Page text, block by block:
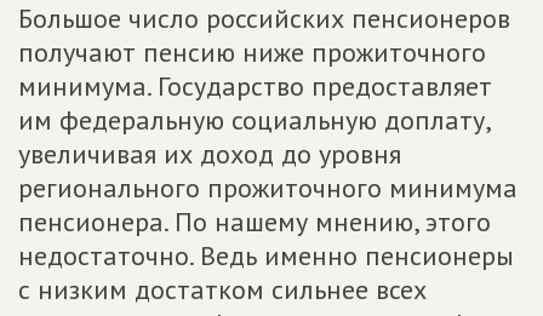
Большое число российских пенсионеров
получают пенсию ниже прожиточного
минимума. Государство предоставляет
им федеральную социальную доплату,
увеличивая их доход до уровня
регионального прожиточного минимума
пенсионера. По нашему мнению, этого
недостаточно. Ведь именно пенсионеры
с низким достатком сильнее всех